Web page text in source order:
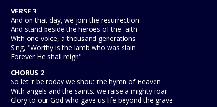
VERSE 3
And on that day, we join the resurrection
And stand beside the heroes of the faith
With one voice, a thousand generations
Sing, "Worthy is the lamb who was slain
Forever He shall reign"
CHORUS 2
So let it be today we shout the hymn of Heaven
With angels and the saints, we raise a mighty roar
Glory to our God who gave us life beyond the grave